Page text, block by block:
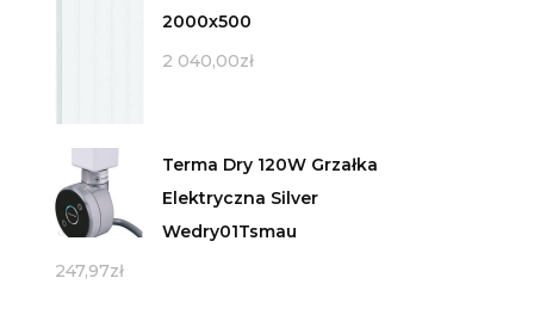
2000x500
2 040,00zł
Terma Dry 120W Grzałka
Elektryczna Silver
Wedry01Tsmau
247,97zł